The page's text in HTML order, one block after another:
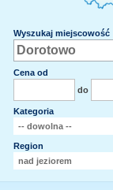
Wyszukaj miejscowość
Cena od
do
Kategoria
Region